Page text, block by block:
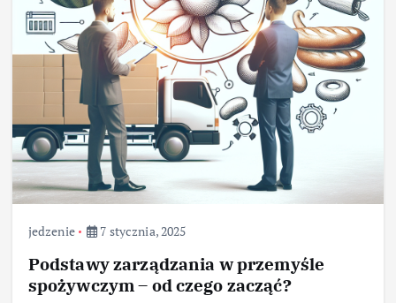
jedzenie 7 stycznia, 2025
Podstawy zarządzania w przemyśle
spożywczym – od czego zacząć?